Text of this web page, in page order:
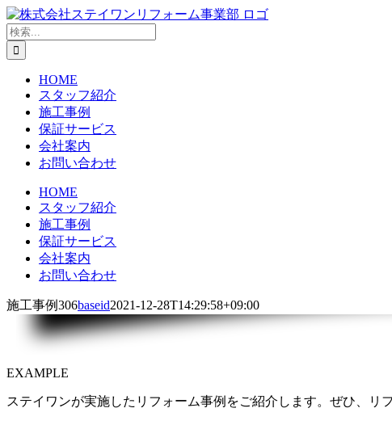
Skip
to
content
検
索
…
HOME
スタッフ紹介
施工事例
保証サービス
会社案内
お問い合わせ
HOME
スタッフ紹介
施工事例
保証サービス
会社案内
お問い合わせ
施工事例306baseid2021-12-28T14:29:58+09:00
EXAMPLE
ステイワンが実施したリフォーム事例をご紹介します。ぜひ、リ